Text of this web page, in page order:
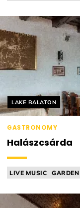
Helyszín címkék:
LAKE BALATON
GASTRONOMY
Halászcsárda
LIVE MUSIC GARDEN